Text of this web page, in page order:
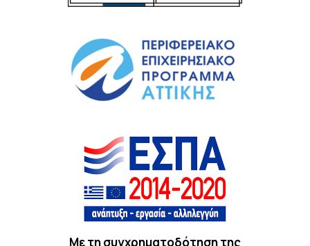
Με τη συγχρηματοδότηση της